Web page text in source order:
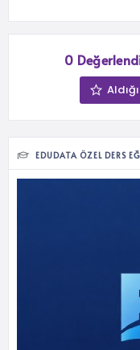
0
EDUDATA ÖZEL DERS